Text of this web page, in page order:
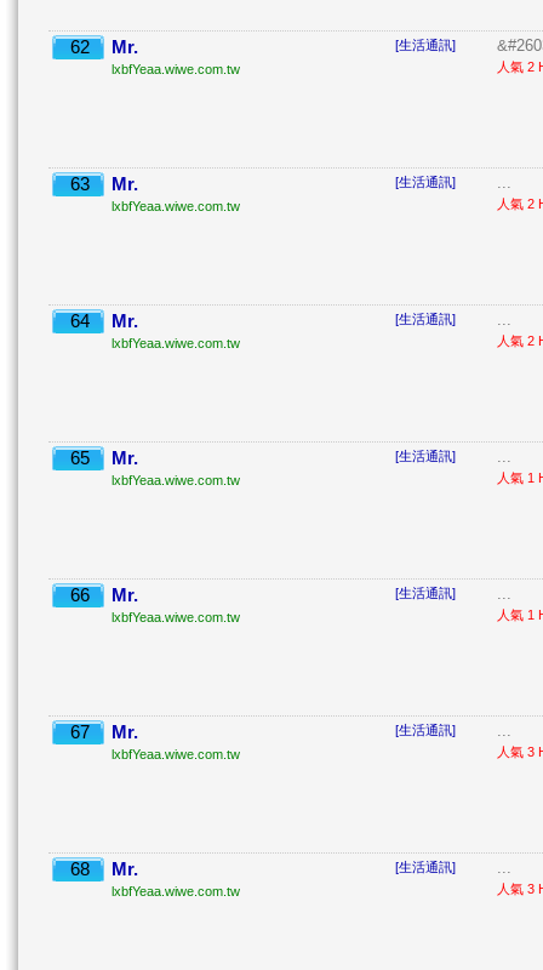
62 Mr.
lxbfYeaa.wiwe.com.tw
[生活通訊]
人氣 2
63 Mr.
lxbfYeaa.wiwe.com.tw
[生活通訊] ...
人氣 2
64 Mr.
lxbfYeaa.wiwe.com.tw
[生活通訊] ...
人氣 2
65 Mr.
lxbfYeaa.wiwe.com.tw
[生活通訊] ...
人氣 1
66 Mr.
lxbfYeaa.wiwe.com.tw
[生活通訊] ...
人氣 1
67 Mr.
lxbfYeaa.wiwe.com.tw
[生活通訊] ...
人氣 3
68 Mr.
lxbfYeaa.wiwe.com.tw
[生活通訊] ...
人氣 3